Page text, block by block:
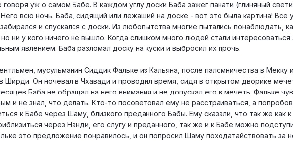
говоря уж о самом Бабе. В каждом углу доски Баба зажег панати (глиняный
всю ночь. Баба, сидящий или лежащий на доске - вот это была картина! Все
и спускался с доски. Из любопытства многие пытались понаблюдать,
ни у кого ничего не вышло. Когда слишком много людей стали интересоваться
явлением. Баба разломал доску на куски и выбросил их прочь.
мусульманин Сиддик Фальке из Кальяна, после паломничества в Мекку
Ширди. Он ночевал в Чхавади и проводил время, сидя в открытом дворике
Баба не обращал на него внимания и не допускал его в мечеть. Фальке
и не знал, что делать. Кто-то посоветовал ему не расстраиваться, а
к Бабе через Шаму, близкого преданного Бабы. Ему сказали, что так же как
через Нанди, его слугу и преданного, так же и к Бабе можно
это предложение понравилось, и он попросил Шаму походатайствовать за